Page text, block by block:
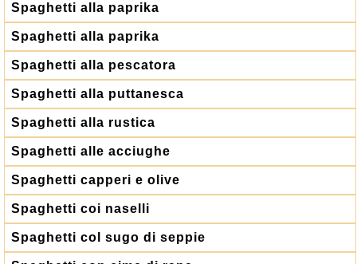
Spaghetti alla paprika
Spaghetti alla paprika
Spaghetti alla pescatora
Spaghetti alla puttanesca
Spaghetti alla rustica
Spaghetti alle acciughe
Spaghetti capperi e olive
Spaghetti coi naselli
Spaghetti col sugo di seppie